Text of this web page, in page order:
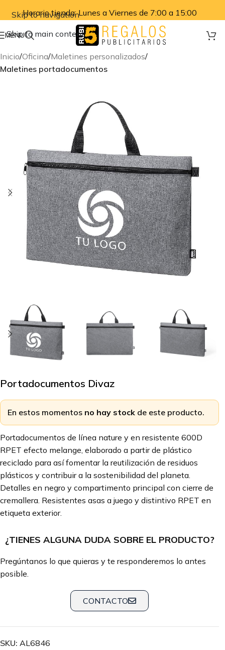
Skip to navigation
Skip to main content
Horario tienda: Lunes a Viernes de 7:00 a 15:00
MENU
Inicio Oficina Maletines personalizados
Maletines portadocumentos
Portadocumentos Divaz
En estos momentos no hay stock de este producto.
Portadocumentos de línea nature y en resistente 600D
RPET efecto melange, elaborado a partir de plástico
reciclado para así fomentar la reutilización de residuos
plásticos y contribuir a la sostenibilidad del planeta.
Detalles en negro y compartimento principal con cierre de
cremallera. Resistentes asas a juego y distintivo RPET en
etiqueta exterior.
¿TIENES ALGUNA DUDA SOBRE EL PRODUCTO?
Pregúntanos lo que quieras y te responderemos lo antes
posible.
CONTACTO
SKU: AL6846